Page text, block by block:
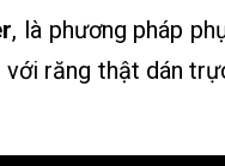
, là phương pháp
răng thật dán